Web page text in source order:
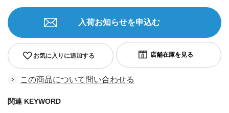
お気に入りに追加する
入荷お知らせを申込む
この商品について問い合わせる
関連 KEYWORD